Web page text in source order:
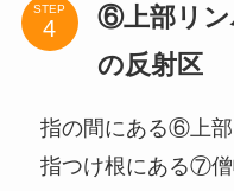
STEP
⑥上部リン
の反射区
指の間にある⑥上
指つけ根にある⑦僧